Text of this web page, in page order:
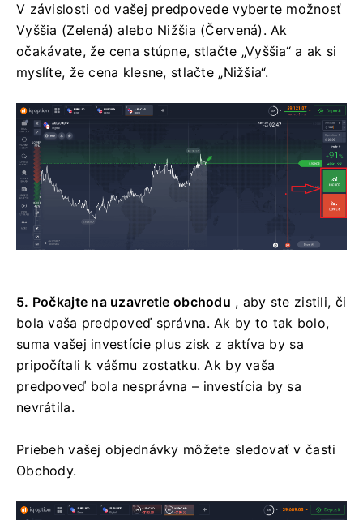
V závislosti od vašej predpovede vyberte možnosť
Vyššia (Zelená) alebo Nižšia (Červená). Ak
očakávate, že cena stúpne, stlačte „Vyššia“ a ak si
myslíte, že cena klesne, stlačte „Nižšia“.
5. Počkajte na uzavretie obchodu , aby ste zistili, či
bola vaša predpoveď správna. Ak by to tak bolo,
suma vašej investície plus zisk z aktíva by sa
pripočítali k vášmu zostatku. Ak by vaša
predpoveď bola nesprávna – investícia by sa
nevrátila.
Priebeh vašej objednávky môžete sledovať v časti
Obchody.